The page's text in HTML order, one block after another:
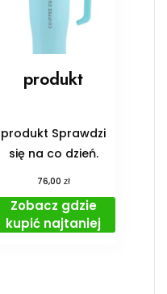
produkt
produkt Sprawdzi
się na co dzień.
76,00 zł
Zobacz gdzie
kupić najtaniej